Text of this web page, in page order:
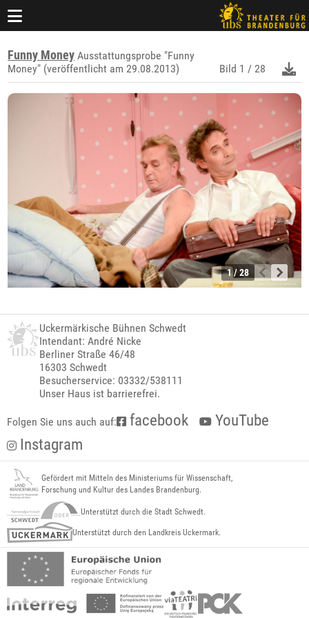
Funny Money Ausstattungsprobe "Funny
Money" (veröffentlicht am 29.08.2013)
Bild 1 / 28
1 / 28
Uckermärkische Bühnen Schwedt
Intendant: André Nicke
Berliner Straße 46/48
16303 Schwedt
Besucherservice: 03332/538111
Unser Haus ist barrierefrei.
Folgen Sie uns auch auf: facebook
YouTube
Instagram
Gefördert mit Mitteln des Ministeriums für Wissenschaft,
Forschung und Kultur des Landes Brandenburg.
Unterstützt durch die Stadt Schwedt.
Unterstützt durch den Landkreis Uckermark.